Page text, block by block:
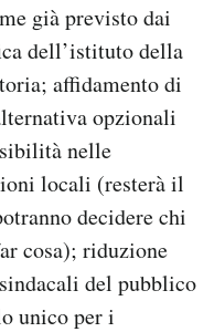
già previsto dai
dell’istituto della
affidamento di
opzionali
nelle
locali (resterà il
decidere chi
cosa); riduzione
del pubblico
unico per i